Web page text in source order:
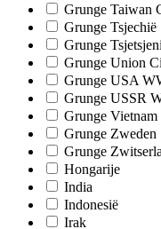
Grunge Taiwan
Grunge Tsjechië
Grunge
Grunge Union
Grunge USA
Grunge USSR
Grunge Vietnam
Grunge Zweden
Grunge
Hongarije
India
Indonesië
Irak